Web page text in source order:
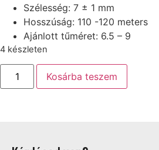
Szélesség: 7 ± 1 mm
Hosszúság: 110 -120 meters
Ajánlott tűméret: 6.5 – 9
4 készleten
Kosárba teszem